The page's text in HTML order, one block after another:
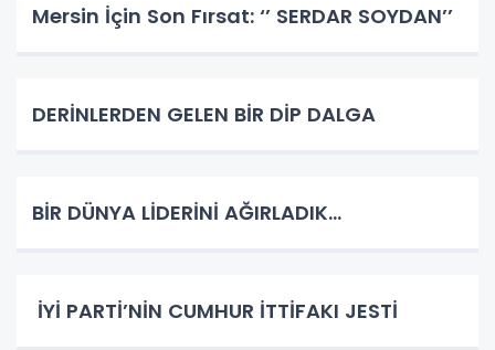
Mersin İçin Son Fırsat: ‘’ SERDAR SOYDAN’’
DERİNLERDEN GELEN BİR DİP DALGA
BİR DÜNYA LİDERİNİ AĞIRLADIK…
İYİ PARTİ’NİN CUMHUR İTTİFAKI JESTİ